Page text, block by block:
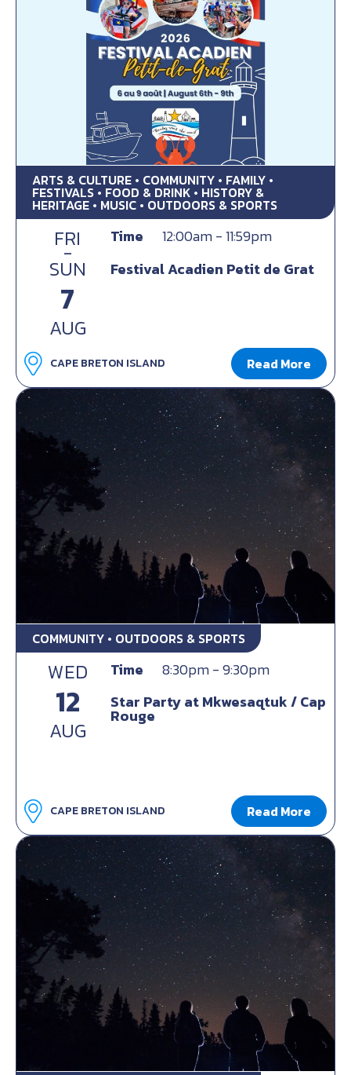
ARTS & CULTURE • COMMUNITY • FAMILY •
FESTIVALS • FOOD & DRINK • HISTORY &
HERITAGE • MUSIC • OUTDOORS & SPORTS
FRI
-
SUN
7
AUG
Time
12:00am - 11:59pm
Festival Acadien Petit de Grat
CAPE BRETON ISLAND Read More
COMMUNITY • OUTDOORS & SPORTS
WED
12
AUG
Time
8:30pm - 9:30pm
Star Party at Mkwesaqtuk / Cap
Rouge
CAPE BRETON ISLAND Read More